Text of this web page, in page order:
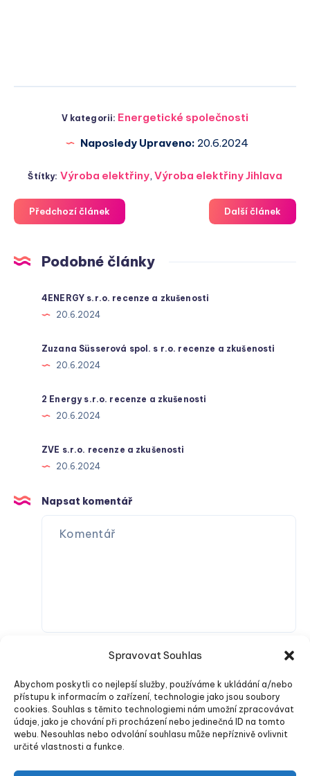
Spravovat Souhlas
Abychom poskytli co nejlepší služby, používáme k ukládání a/nebo
přístupu k informacím o zařízení, technologie jako jsou soubory
cookies. Souhlas s těmito technologiemi nám umožní zpracovávat
údaje, jako je chování při procházení nebo jedinečná ID na tomto
webu. Nesouhlas nebo odvolání souhlasu může nepříznivě ovlivnit
určité vlastnosti a funkce.
V kategorii: Energetické společnosti
Naposledy Upraveno: 20.6.2024
Štítky: Výroba elektřiny, Výroba elektřiny Jihlava
Předchozí článek Další článek
Podobné články
4ENERGY s.r.o. recenze a zkušenosti
20.6.2024
Zuzana Süsserová spol. s r.o. recenze a zkušenosti
20.6.2024
2 Energy s.r.o. recenze a zkušenosti
20.6.2024
ZVE s.r.o. recenze a zkušenosti
20.6.2024
Napsat komentář
Odeslat komentář